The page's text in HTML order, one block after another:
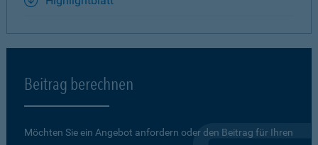
Beitrag berechnen
Möchten Sie ein Angebot anfordern oder den Beitrag für Ihren